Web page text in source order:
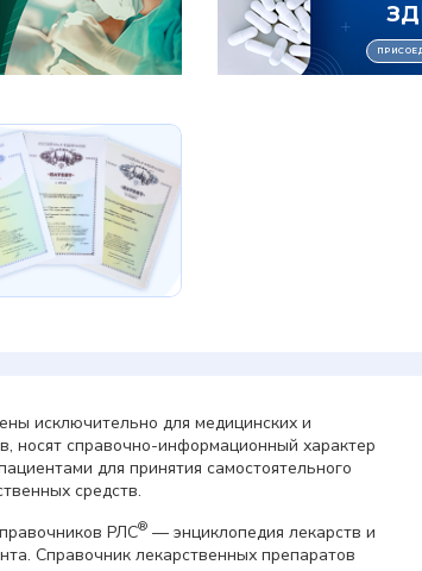
исключительно для медицинских и
носят справочно-информационный характер
для принятия самостоятельного
средств.
РЛС® — энциклопедия лекарств и
Справочник лекарственных препаратов